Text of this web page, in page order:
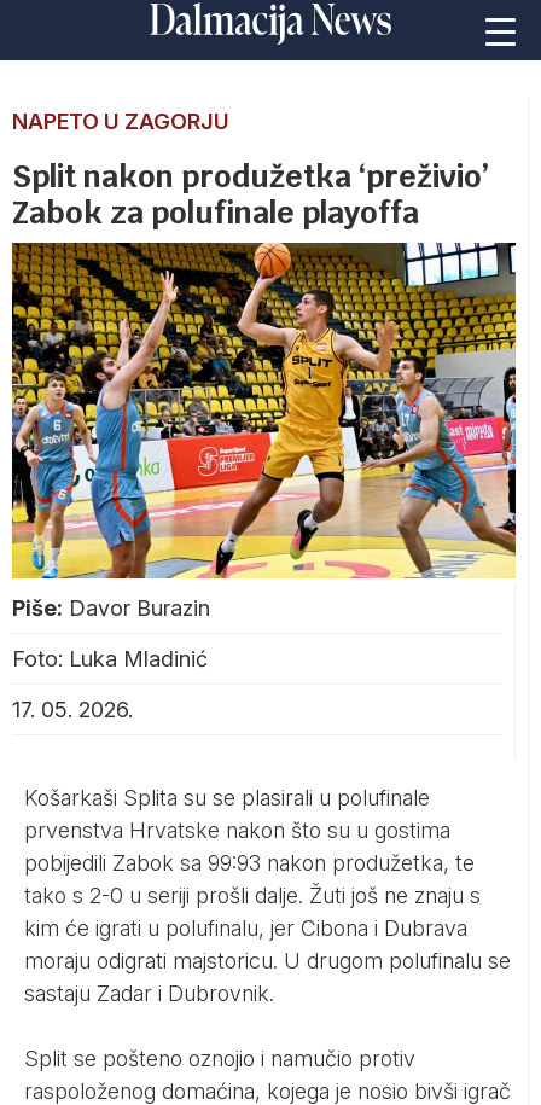
NAPETO U ZAGORJU
Split nakon produžetka ‘preživio’
Zabok za polufinale playoffa
Piše: Davor Burazin
Foto: Luka Mladinić
17. 05. 2026.
Košarkaši Splita su se plasirali u polufinale
prvenstva Hrvatske nakon što su u gostima
pobijedili Zabok sa 99:93 nakon produžetka, te
tako s 2-0 u seriji prošli dalje. Žuti još ne znaju s
kim će igrati u polufinalu, jer Cibona i Dubrava
moraju odigrati majstoricu. U drugom polufinalu se
sastaju Zadar i Dubrovnik.
Split se pošteno oznojio i namučio protiv
raspoloženog domaćina, kojega je nosio bivši igrač